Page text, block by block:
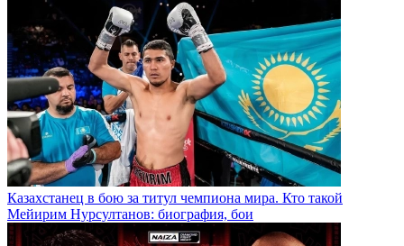
Казахстанец в бою за титул чемпиона мира. Кто такой
Мейирим Нурсултанов: биография, бои